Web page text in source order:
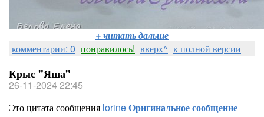
+ читать дальше
комментарии: 0 понравилось! вверх^ к полной версии
Крыс "Яша"
26-11-2024 22:45
Это цитата сообщения lorineОригинальное сообщение